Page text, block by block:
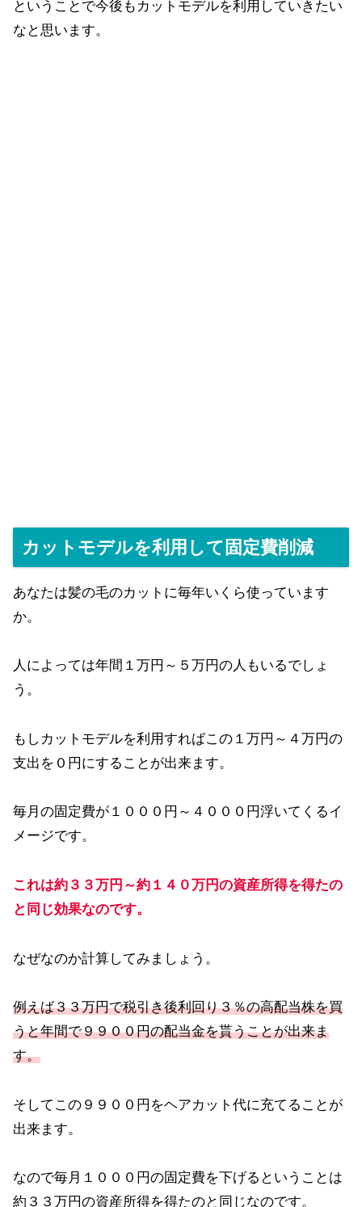
ということで今後もカットモデルを利用していきたい
なと思います。
カットモデルを利用して固定費削減
あなたは髪の毛のカットに毎年いくら使っています
か。
人によっては年間１万円～５万円の人もいるでしょ
う。
もしカットモデルを利用すればこの１万円～４万円の
支出を０円にすることが出来ます。
毎月の固定費が１０００円～４０００円浮いてくるイ
メージです。
これは約３３万円～約１４０万円の資産所得を得たの
と同じ効果なのです。
なぜなのか計算してみましょう。
例えば３３万円で税引き後利回り３％の高配当株を買
うと年間で９９００円の配当金を貰うことが出来ま
す。
そしてこの９９００円をヘアカット代に充てることが
出来ます。
なので毎月１０００円の固定費を下げるということは
約３３万円の資産所得を得たのと同じなのです。